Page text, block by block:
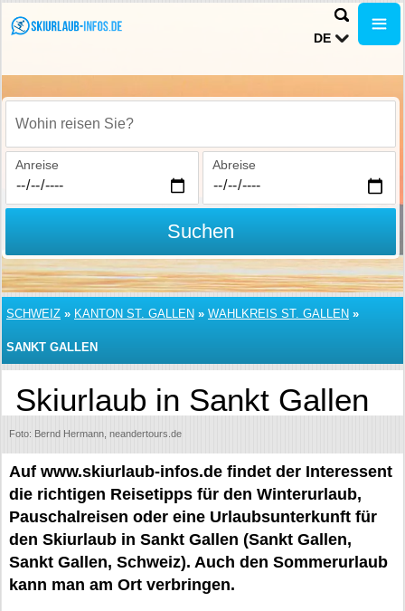
DE
Wohin reisen Sie?
Anreise Abreise
Suchen
SCHWEIZ » KANTON ST. GALLEN » WAHLKREIS ST. GALLEN »
SANKT GALLEN
Skiurlaub in Sankt Gallen
Foto: Bernd Hermann, neandertours.de
Auf www.skiurlaub-infos.de findet der Interessent
die richtigen Reisetipps für den Winterurlaub,
Pauschalreisen oder eine Urlaubsunterkunft für
den Skiurlaub in Sankt Gallen (Sankt Gallen,
Sankt Gallen, Schweiz). Auch den Sommerurlaub
kann man am Ort verbringen.